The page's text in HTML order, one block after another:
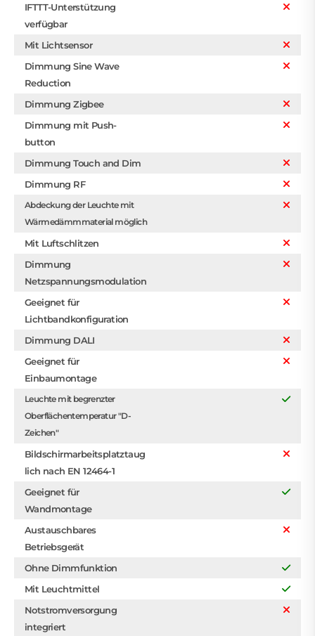
IFTTT-Unterstützung
verfügbar
Mit Lichtsensor
Dimmung Sine Wave
Reduction
Dimmung Zigbee
Dimmung mit Push-
button
Dimmung Touch and Dim
Dimmung RF
Abdeckung der Leuchte mit
Wärmedämmmaterial möglich
Mit Luftschlitzen
Dimmung
Netzspannungsmodulation
Geeignet für
Lichtbandkonfiguration
Dimmung DALI
Geeignet für
Einbaumontage
Leuchte mit begrenzter
Oberflächentemperatur "D-
Zeichen"
Bildschirmarbeitsplatztaug
lich nach EN 12464-1
Geeignet für
Wandmontage
Austauschbares
Betriebsgerät
Ohne Dimmfunktion
Mit Leuchtmittel
Notstromversorgung
integriert